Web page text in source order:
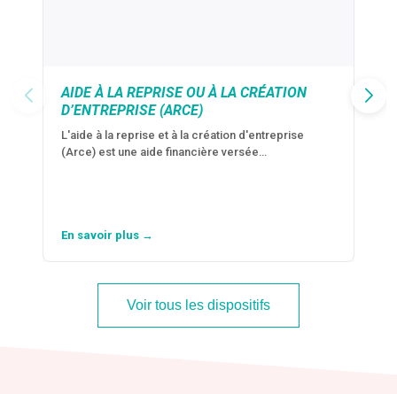
AIDE À LA REPRISE OU À LA CRÉATION
D’ENTREPRISE (ARCE)
L'aide à la reprise et à la création d'entreprise
(Arce) est une aide financière versée…
En savoir plus →
Voir tous les dispositifs